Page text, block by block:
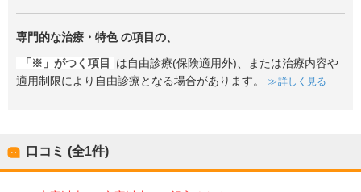
専門的な治療・特色の項目の、
「※」がつく項目
は自由診療(保険適用外)、または治療内容や
適用制限により自由診療となる場合があります。
詳しく見る
口コミ (全1件)